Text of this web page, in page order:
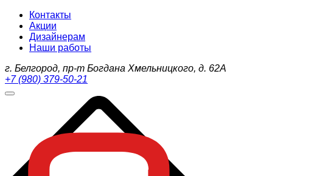
Контакты
Акции
Дизайнерам
Наши работы
г. Белгород, пр-т Богдана Хмельницкого, д. 62А
+7 (980) 379-50-21